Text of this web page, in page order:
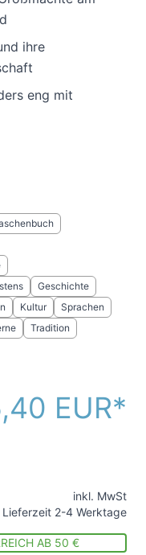
ihre
eng mit
Geschichte
Kultur
Sprachen
Tradition
EUR
inkl. MwSt
Lieferzeit 2-4 Werktage
AB 50 €